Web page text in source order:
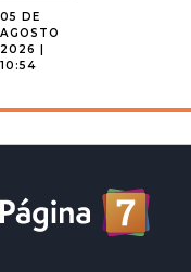
05 DE
AGOSTO
2026 |
10:54